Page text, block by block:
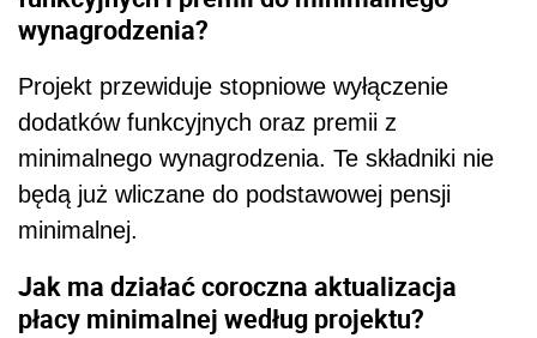
wynagrodzenia?
Projekt przewiduje stopniowe wyłączenie
dodatków funkcyjnych oraz premii z
minimalnego wynagrodzenia. Te składniki nie
będą już wliczane do podstawowej pensji
minimalnej.
Jak ma działać coroczna aktualizacja
płacy minimalnej według projektu?